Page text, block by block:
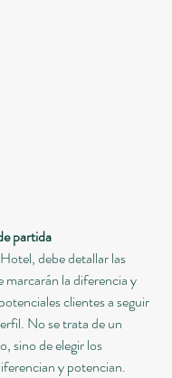
partida
debe detallar las
marcarán la diferencia y
clientes a seguir
No se trata de un
sino de elegir los
y potencian.